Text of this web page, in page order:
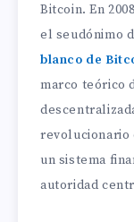
Bitcoin. En
el seudónimo
blanco de
marco teórico
revolucionario
un sistema
autoridad